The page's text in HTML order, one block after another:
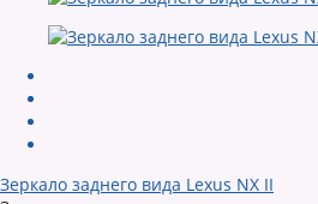
Зеркало заднего вида Lexus NX II